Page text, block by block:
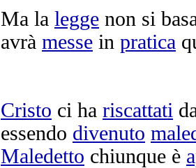
Ma la legge non si
avrà messe in pratica
Cristo ci ha riscattati
essendo divenuto
Maledetto chiunque è